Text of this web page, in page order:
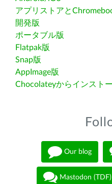
アプリストアと
開発版
ポータブル版
Flatpak版
Snap版
AppImage版
Chocolateyからインスト
Our blog
Mastodon (TDF)